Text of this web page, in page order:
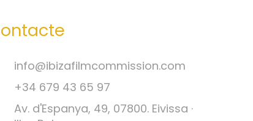
info@ibizafilmcommission.com
+34 679 43 65 97
Av. d'Espanya, 49, 07800. Eivissa ·